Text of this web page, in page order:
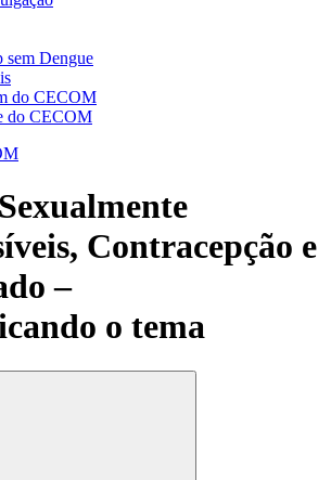
sem Dengue
do CECOM
do CECOM
Contracepção e
–
o tema